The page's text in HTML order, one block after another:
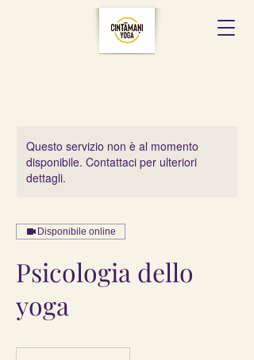
Questo servizio non è al momento
disponibile. Contattaci per ulteriori
dettagli.
Disponibile online
Psicologia dello
yoga